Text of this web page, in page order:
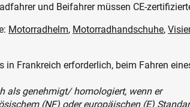
und Beifahrer müssen CE-
Motorradhelm, Motorradhandschuhe,
in Frankreich erforderlich, beim Fahren
als genehmigt/ homologiert, wenn er
(NF) oder europäischen (E)